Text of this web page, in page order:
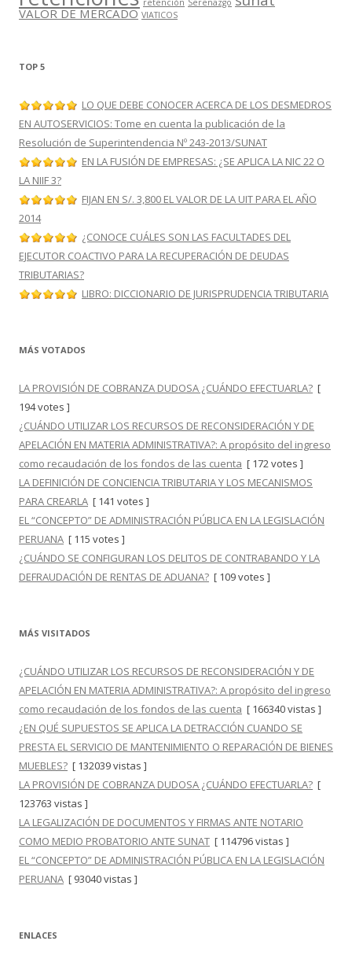
retención Serenazgo
VALOR DE MERCADO VIATICOS
TOP 5
LO QUE DEBE CONOCER ACERCA DE LOS DESMEDROS
EN AUTOSERVICIOS: Tome en cuenta la publicación de la
Resolución de Superintendencia Nº 243-2013/SUNAT
EN LA FUSIÓN DE EMPRESAS: ¿SE APLICA LA NIC 22 O
LA NIIF 3?
FIJAN EN S/. 3,800 EL VALOR DE LA UIT PARA EL AÑO
2014
¿CONOCE CUÁLES SON LAS FACULTADES DEL
EJECUTOR COACTIVO PARA LA RECUPERACIÓN DE DEUDAS
TRIBUTARIAS?
LIBRO: DICCIONARIO DE JURISPRUDENCIA TRIBUTARIA
MÁS VOTADOS
LA PROVISIÓN DE COBRANZA DUDOSA ¿CUÁNDO EFECTUARLA? [
194 votes ]
¿CUÁNDO UTILIZAR LOS RECURSOS DE RECONSIDERACIÓN Y DE
APELACIÓN EN MATERIA ADMINISTRATIVA?: A propósito del ingreso
como recaudación de los fondos de las cuenta [ 172 votes ]
LA DEFINICIÓN DE CONCIENCIA TRIBUTARIA Y LOS MECANISMOS
PARA CREARLA [ 141 votes ]
EL “CONCEPTO” DE ADMINISTRACIÓN PÚBLICA EN LA LEGISLACIÓN
PERUANA [ 115 votes ]
¿CUÁNDO SE CONFIGURAN LOS DELITOS DE CONTRABANDO Y LA
DEFRAUDACIÓN DE RENTAS DE ADUANA? [ 109 votes ]
MÁS VISITADOS
¿CUÁNDO UTILIZAR LOS RECURSOS DE RECONSIDERACIÓN Y DE
APELACIÓN EN MATERIA ADMINISTRATIVA?: A propósito del ingreso
como recaudación de los fondos de las cuenta [ 166340 vistas ]
¿EN QUÉ SUPUESTOS SE APLICA LA DETRACCIÓN CUANDO SE
PRESTA EL SERVICIO DE MANTENIMIENTO O REPARACIÓN DE BIENES
MUEBLES? [ 132039 vistas ]
LA PROVISIÓN DE COBRANZA DUDOSA ¿CUÁNDO EFECTUARLA? [
123763 vistas ]
LA LEGALIZACIÓN DE DOCUMENTOS Y FIRMAS ANTE NOTARIO
COMO MEDIO PROBATORIO ANTE SUNAT [ 114796 vistas ]
EL “CONCEPTO” DE ADMINISTRACIÓN PÚBLICA EN LA LEGISLACIÓN
PERUANA [ 93040 vistas ]
ENLACES